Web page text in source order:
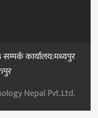
कार्यालय:मध्यपुर
Nepal Pvt.Ltd.